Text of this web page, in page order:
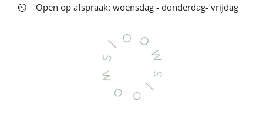
⏲
Open op afspraak: woensdag - donderdag- vrijdag